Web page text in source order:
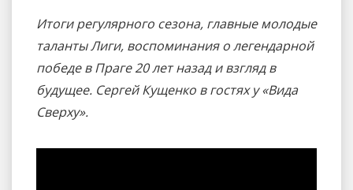
Итоги регулярного сезона, главные молодые
таланты Лиги, воспоминания о легендарной
победе в Праге 20 лет назад и взгляд в
будущее. Сергей Кущенко в гостях у «Вида
Сверху».